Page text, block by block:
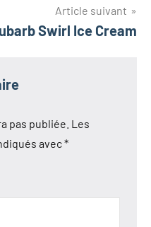
Article suivant
Swirl Ice Cream
pas publiée. Les
avec*